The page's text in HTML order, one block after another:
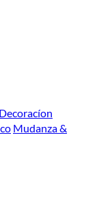
Mudanza &